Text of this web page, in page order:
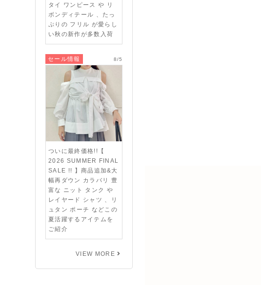
タイ ワンピース や リ
ボンディテール 、たっ
ぷりの フリル が愛らし
い秋の新作が多数入荷
セール情報 8/5
ついに最終価格!!【
2026 SUMMER FINAL
SALE !! 】商品追加&大
幅再ダウン カラバリ 豊
富な ニット タンク や
レイヤード シャツ 、リ
ュタン ポーチ などこの
夏活躍するアイテムを
ご紹介
VIEW MORE